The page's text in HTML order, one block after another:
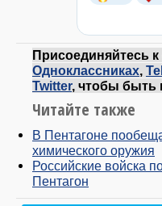
Присоединяйтесь
Одноклассниках,
Twitter, чтобы быть
Читайте также
В Пентагоне
химического оружия
Российские войска
Пентагон